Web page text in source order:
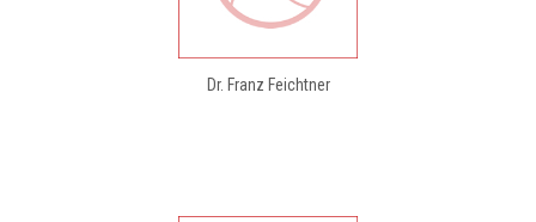
Dr. Franz Feichtner